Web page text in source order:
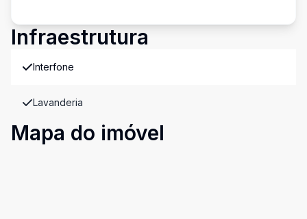
Infraestrutura
Interfone
Lavanderia
Mapa do imóvel